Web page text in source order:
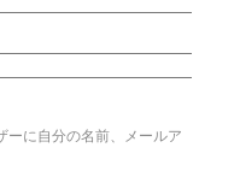
ーに自分の名前、メールア